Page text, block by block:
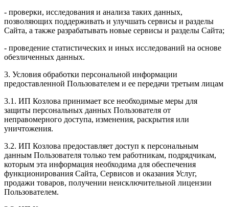
- проверки, исследования и анализа таких данных,
позволяющих поддерживать и улучшать сервисы и разделы
Сайта, а также разрабатывать новые сервисы и разделы Сайта;
- проведение статистических и иных исследований на основе
обезличенных данных.
3. Условия обработки персональной информации
предоставленной Пользователем и ее передачи третьим лицам
3.1. ИП Козлова принимает все необходимые меры для
защиты персональных данных Пользователя от
неправомерного доступа, изменения, раскрытия или
уничтожения.
3.2. ИП Козлова предоставляет доступ к персональным
данным Пользователя только тем работникам, подрядчикам,
которым эта информация необходима для обеспечения
функционирования Сайта, Сервисов и оказания Услуг,
продажи товаров, получении неисключительной лицензии
Пользователем.